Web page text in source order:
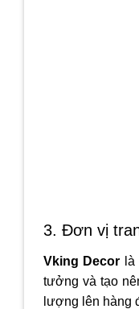
3. Đơn vị
Vking Decor
tưởng và tạo
lượng lên hàng